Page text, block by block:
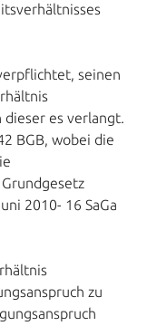
seinen
es verlangt.
BGB, wobei die
2010- 16 SaGa
zu